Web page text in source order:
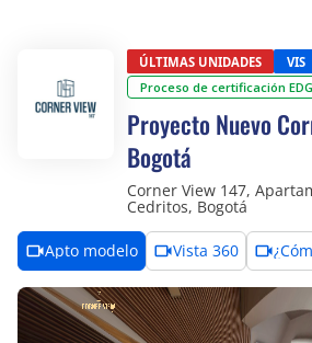
Últimas unidades
VIS
Proceso de certificación
Proyecto Nuevo
Bogotá
Corner View 147,
Cedritos, Bogotá
Apto modelo Vista 360